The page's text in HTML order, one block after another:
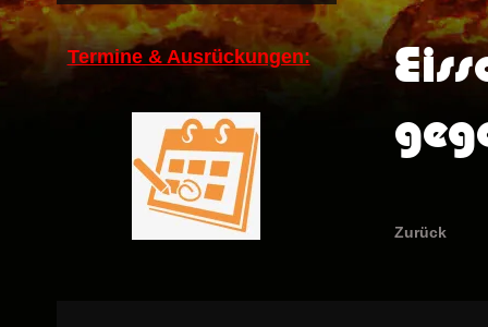
Termine & Ausrückungen:
Zurück